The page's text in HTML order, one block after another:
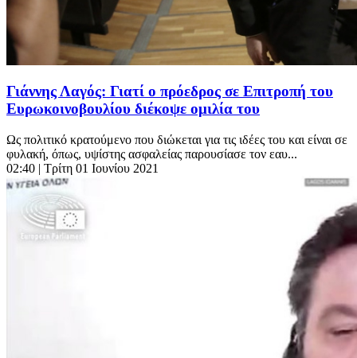
Γιάννης Λαγός: Γιατί ο πρόεδρος σε Επιτροπή του
Ευρωκοινοβουλίου διέκοψε ομιλία του
Ως πολιτικό κρατούμενο που διώκεται για τις ιδέες του και είναι σε
φυλακή, όπως, υψίστης ασφαλείας παρουσίασε τον εαυ...
02:40 | Τρίτη 01 Ιουνίου 2021